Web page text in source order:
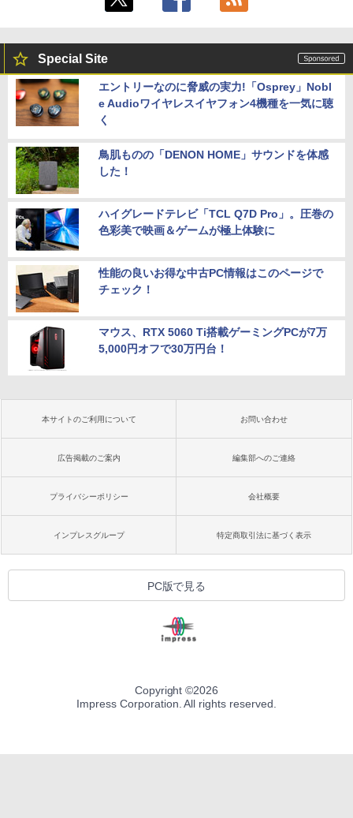
Special Site
エントリーなのに脅威の実力!「Osprey」Nobl
e Audioワイヤレスイヤフォン4機種を一気に聴
く
鳥肌ものの「DENON HOME」サウンドを体感
した！
ハイグレードテレビ「TCL Q7D Pro」。圧巻の
色彩美で映画＆ゲームが極上体験に
性能の良いお得な中古PC情報はこのページで
チェック！
マウス、RTX 5060 Ti搭載ゲーミングPCが7万
5,000円オフで30万円台！
本サイトのご利用について お問い合わせ
広告掲載のご案内 編集部へのご連絡
プライバシーポリシー 会社概要
インプレスグループ 特定商取引法に基づく表示
PC版で見る
Copyright ©2026
Impress Corporation. All rights reserved.